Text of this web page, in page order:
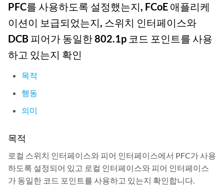
                ieee-802.1 {
                    code-point 011 {
                    }
                }
        }
    interfaces {
        xe-0/0/1 {
                classifiers {
                    ieee-802.1 pfc-class;
                }
            }
        }
    Enode-MAC: 20:10:94:01:00:02,       Interface: xe-0/0/0
    Configured FKA-ADV : 258
      Session Information
      VN-Port MAC: 0E:FC:03:02:0C:02,   FKA-ADV : 254
PFC를 사용하도록 설정했는지, FCoE 애플리케
이션이 보급되었는지, 스위치 인터페이스와
DCB 피어가 동일한 802.1p 코드 포인트를 사용
하고 있는지 확인
목적
행동
의미
목적
로컬 스위치 인터페이스와 피어 인터페이스에서 PFC가 사용
하도록 설정되어 있고 로컬 인터페이스와 피어 인터페이스
가 동일한 코드 포인트를 사용하고 있는지 확인합니다.